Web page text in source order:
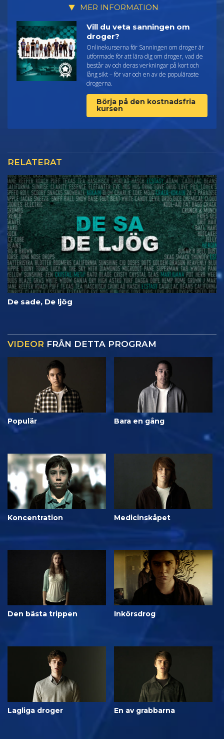
MER INFORMATION
Vill du veta sanningen om
droger?
Onlinekurserna för Sanningen om droger är
utformade för att lära dig om droger, vad de
består av och deras verkningar på kort och
lång sikt – för var och en av de populäraste
drogerna.
Börja på den kostnadsfria
kursen
RELATERAT
De sade, De ljög
VIDEOR FRÅN DETTA PROGRAM
Populär Bara en gång
Koncentration Medicinskåpet
Den bästa trippen Inkörsdrog
Lagliga droger En av grabbarna